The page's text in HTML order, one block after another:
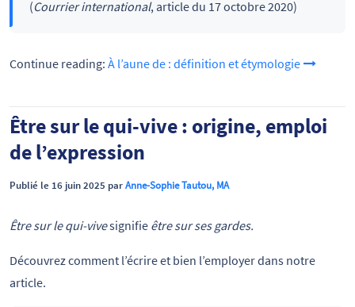
(Courrier international, article du 17 octobre 2020)
Continue reading: À l’aune de : définition et étymologie
Être sur le qui-vive : origine, emploi
de l’expression
Publié le 16 juin 2025 parAnne-Sophie Tautou, MA
Être sur le qui-vivesignifie être sur ses gardes.
Découvrez comment l’écrire et bien l’employer dans notre
article.